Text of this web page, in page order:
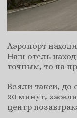
Аэропорт
Наш отель
точным, то на
Взяли такси, до
30 минут,
центр